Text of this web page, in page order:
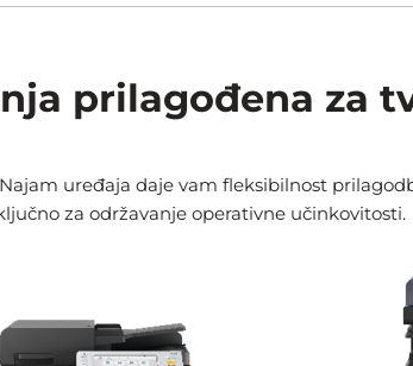
prilagođena za
uređaja daje vam fleksibilnost
za održavanje operativne učinkovitosti.